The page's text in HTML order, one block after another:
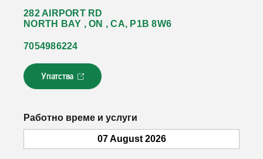
282 AIRPORT RD
NORTH BAY , ON , CA, P1B 8W6
7054986224
Упатства
Л
и
к
с
Работно време и услуги
07 August 2026